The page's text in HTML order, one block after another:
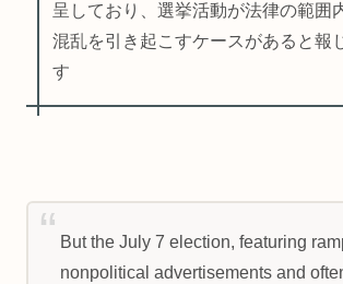
呈しており、選挙活動が法律の範囲
混乱を引き起こすケースがあると報
す
But the July 7 election, featuring
nonpolitical advertisements and